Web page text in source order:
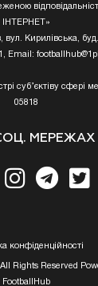
ІНТЕРНЕТ»
вул. Кирилівська,
Email:
суб’єктіву сфері
05818
МЕРЕЖАХ
конфiденцiйностi
Rights Reserved
FootballHub